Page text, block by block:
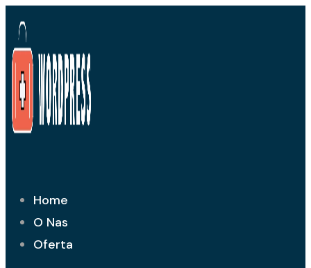
do
treści
Home
O Nas
Oferta